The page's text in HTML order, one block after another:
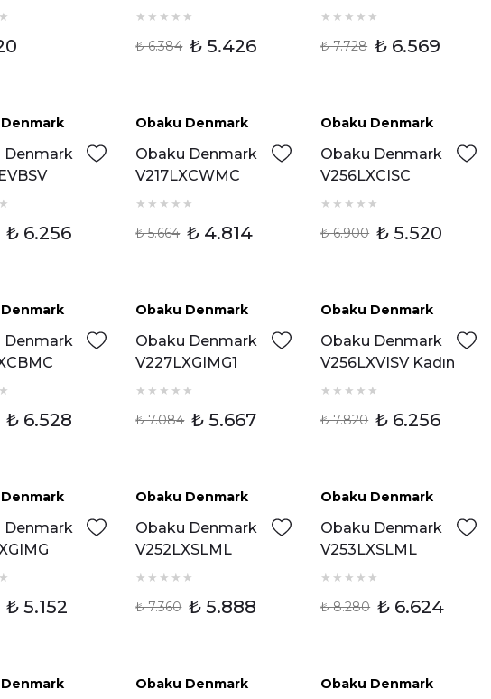
Saati
Kadın Kol Saati
₺ 6.384 ₺ 5.426
Kadın Kol Saati
₺ 7.728 ₺ 6.569
%20 İndirim
Denmark
Saati
₺ 6.256
%15 İndirim
Obaku Denmark
Obaku Denmark
V217LXCWMC
Kadın Kol Saati
₺ 5.664 ₺ 4.814
%20 İndirim
Obaku Denmark
Obaku Denmark
V256LXCISC
Kadın Kol Saati
₺ 6.900 ₺ 5.520
Denmark
Saati
₺ 6.528
Obaku Denmark
Obaku Denmark
V227LXGIMG1
Kadın Kol Saati
₺ 7.084 ₺ 5.667
Obaku Denmark
Obaku Denmark
V256LXVISV Kadın
Kol Saati
₺ 7.820 ₺ 6.256
Denmark
Saati
₺ 5.152
Obaku Denmark
Obaku Denmark
V252LXSLML
Kadın Kol Saati
₺ 7.360 ₺ 5.888
Obaku Denmark
Obaku Denmark
V253LXSLML
Kadın Kol Saati
₺ 8.280 ₺ 6.624
Obaku Denmark Obaku Denmark